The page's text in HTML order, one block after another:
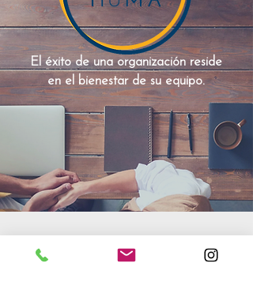
El éxito de una organización reside
en el bienestar de su equipo.
¿Quieres mejorar el